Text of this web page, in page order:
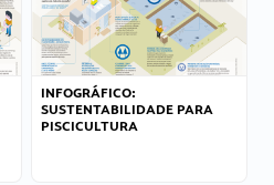
INFOGRÁFICO:
SUSTENTABILIDADE PARA
PISCICULTURA